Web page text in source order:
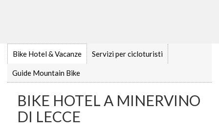
Bike Hotel & Vacanze Servizi per cicloturisti
Guide Mountain Bike
BIKE HOTEL A MINERVINO
DI LECCE